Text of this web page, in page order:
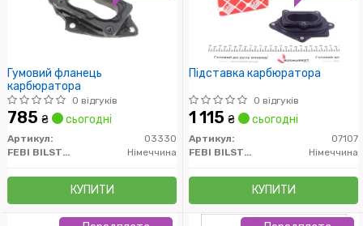
Гумовий фланець
карбюратора
0 відгуків
785 ₴ сьогодні
Артикул:
03330
FEBI BILSTEIN
Німеччина
КУПИТИ
Підставка карбюратора
0 відгуків
1 115 ₴ сьогодні
Артикул:
07107
FEBI BILSTEIN
Німеччина
КУПИТИ